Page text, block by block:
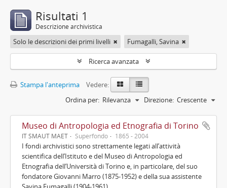
Risultati 1
Descrizione archivistica
Solo le descrizioni dei primi livelli Fumagalli, Savina
Ricerca avanzata
Stampa l'anteprima
Vedere:
Ordina per: Rilevanza Direzione: Crescente
Museo di Antropologia ed Etnografia di Torino
IT SMAUT MAET Superfondo 1865 - 2004
I fondi archivistici sono strettamente legati all’attività
scientifica dell’Istituto e del Museo di Antropologia ed
Etnografia dell’Università di Torino e, in particolare, del suo
fondatore Giovanni Marro (1875-1952) e della sua assistente